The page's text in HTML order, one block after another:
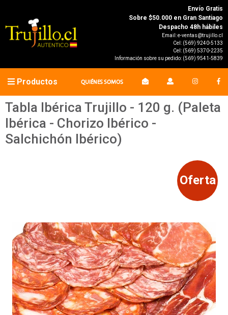
Envío Gratis
Sobre $50.000 en Gran Santiago
Despacho 48h hábiles
Email:e-ventas@trujillo.cl
Cel: (569) 9240-5133
Cel: (569) 5370-2235
Información sobre su pedido: (569) 9541-5839
Productos QUIÉNES SOMOS
Tabla Ibérica Trujillo - 120 g. (Paleta
Ibérica - Chorizo Ibérico -
Salchichón Ibérico)
Oferta